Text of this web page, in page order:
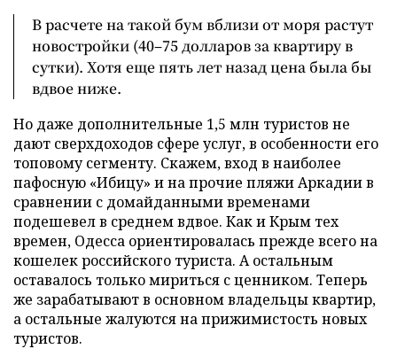
В расчете на такой бум вблизи от моря растут
новостройки (40–75 долларов за квартиру в
сутки). Хотя еще пять лет назад цена была бы
вдвое ниже.
Но даже дополнительные 1,5 млн туристов не
дают сверхдоходов сфере услуг, в особенности его
топовому сегменту. Скажем, вход в наиболее
пафосную «Ибицу» и на прочие пляжи Аркадии в
сравнении с домайданными временами
подешевел в среднем вдвое. Как и Крым тех
времен, Одесса ориентировалась прежде всего на
кошелек российского туриста. А остальным
оставалось только мириться с ценником. Теперь
же зарабатывают в основном владельцы квартир,
а остальные жалуются на прижимистость новых
туристов.